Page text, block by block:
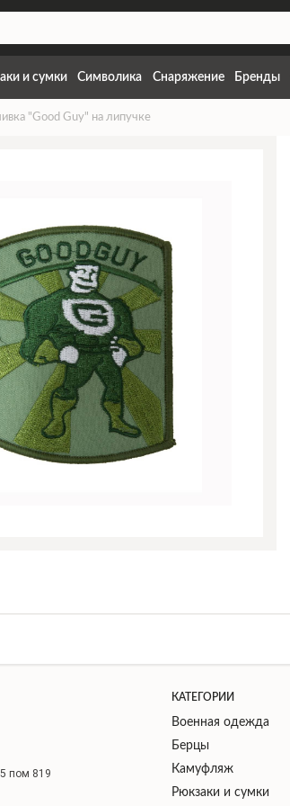
и сумки Символика Снаряжение Бренды
"Good Guy" на липучке
пом 819
КАТЕГОРИИ
Военная одежда
Берцы
Камуфляж
Рюкзаки и сумки